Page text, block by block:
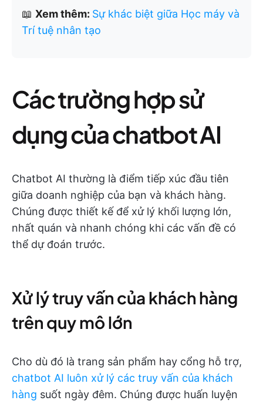
📖 Xem thêm: Sự khác biệt giữa Học máy và
Trí tuệ nhân tạo
Các trường hợp sử
dụng của chatbot AI
Chatbot AI thường là điểm tiếp xúc đầu tiên
giữa doanh nghiệp của bạn và khách hàng.
Chúng được thiết kế để xử lý khối lượng lớn,
nhất quán và nhanh chóng khi các vấn đề có
thể dự đoán trước.
Xử lý truy vấn của khách hàng
trên quy mô lớn
Cho dù đó là trang sản phẩm hay cổng hỗ trợ,
chatbot AI luôn xử lý các truy vấn của khách
hàng suốt ngày đêm. Chúng được huấn luyện